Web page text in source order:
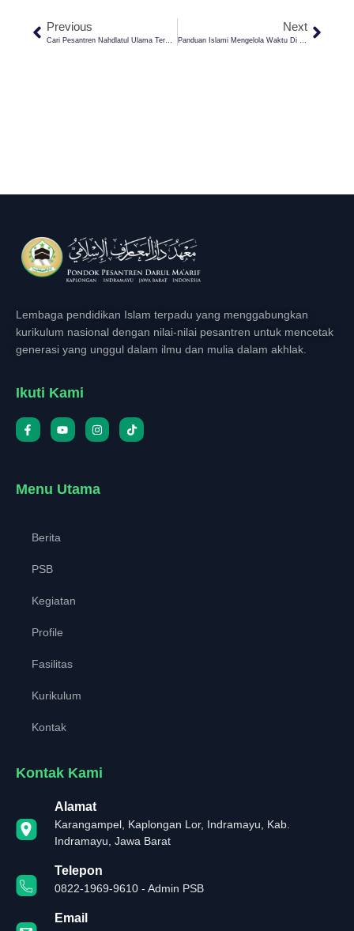
Previous
Cari Pesantren Nahdlatul Ulama Termegah Di Indramayu? Pondok Pesantren Darul Ma’arif Kaplongan Indramayu Pilihannya!
Next
Panduan Islami Mengelola Waktu Di Era Digital
Lembaga pendidikan Islam terpadu yang menggabungkan
kurikulum nasional dengan nilai-nilai pesantren untuk mencetak
generasi yang unggul dalam ilmu dan mulia dalam akhlak.
Ikuti Kami
Menu Utama
Berita
PSB
Kegiatan
Profile
Fasilitas
Kurikulum
Kontak
Kontak Kami
Alamat
Karangampel, Kaplongan Lor, Indramayu, Kab.
Indramayu, Jawa Barat
Telepon
0822-1969-9610 - Admin PSB
Email